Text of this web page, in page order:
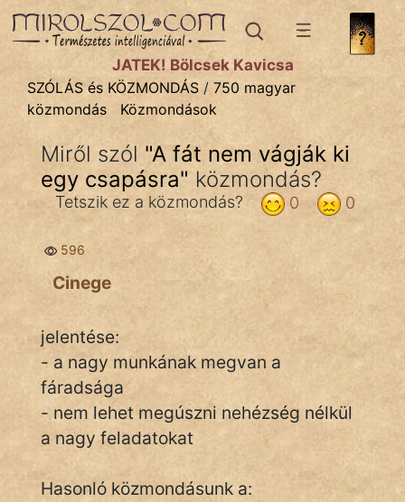
SZÓLÁS ÉS KÖZMONDÁStémák:
Bibliai
Kifejezések
Közmondások
Rímelő
Szóláscsoportok
Szólások
Tréfás
JÁTÉK! Bölcsek Kavicsa
SZÓLÁS és KÖZMONDÁS / 750 magyar
közmondás
Közmondások
Miről szól "A fát nem vágják ki
egy csapásra" közmondás?
0
0
Tetszik ez a közmondás?
596
Cinege
jelentése:
- a nagy munkának megvan a
fáradsága
- nem lehet megúszni nehézség nélkül
a nagy feladatokat
Hasonló közmondásunk a: